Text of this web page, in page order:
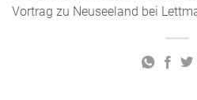
Vortrag zu Neuseeland bei